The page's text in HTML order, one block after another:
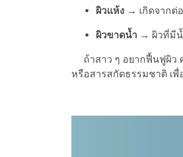
ผิวแห้ง → เกิดจากต่
ผิวขาดน้ำ → ผิวที่มี
ถ้าสาว ๆ อยากฟื้นฟูผิว ค
หรือสารสกัดธรรมชาติ เ